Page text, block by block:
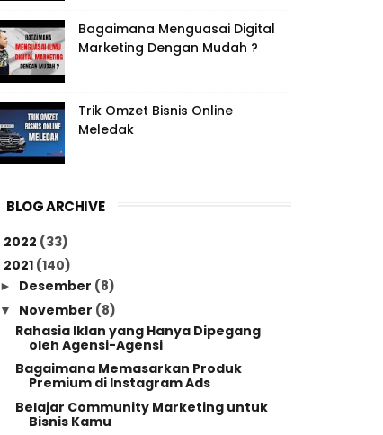
Bagaimana Menguasai Digital
Marketing Dengan Mudah ?
Trik Omzet Bisnis Online
Meledak
BLOG ARCHIVE
2022 (33)
2021 (140)
► Desember (8)
▼ November (8)
Rahasia Iklan yang Hanya Dipegang
oleh Agensi-Agensi
Bagaimana Memasarkan Produk
Premium di Instagram Ads
Belajar Community Marketing untuk
Bisnis Kamu